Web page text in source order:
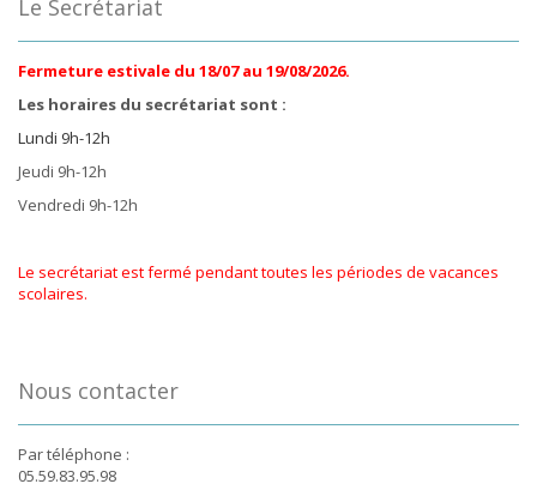
Le Secrétariat
Fermeture estivale du 18/07 au 19/08/2026.
Les horaires du secrétariat sont :
Lundi 9h-12h
Jeudi 9h-12h
Vendredi 9h-12h
Le secrétariat est fermé pendant toutes les périodes de vacances
scolaires.
Nous contacter
Par téléphone :
05.59.83.95.98